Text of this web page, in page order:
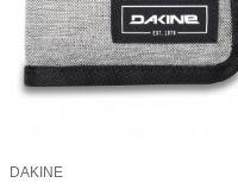
DAKINE